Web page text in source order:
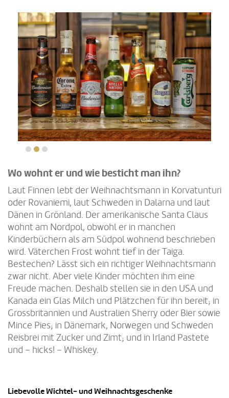
Wo wohnt er und wie besticht man ihn?
Laut Finnen lebt der Weihnachtsmann in Korvatunturi
oder Rovaniemi, laut Schweden in Dalarna und laut
Dänen in Grönland. Der amerikanische Santa Claus
wohnt am Nordpol, obwohl er in manchen
Kinderbüchern als am Südpol wohnend beschrieben
wird. Väterchen Frost wohnt tief in der Taiga.
Bestechen? Lässt sich ein richtiger Weihnachtsmann
zwar nicht. Aber viele Kinder möchten ihm eine
Freude machen. Deshalb stellen sie in den USA und
Kanada ein Glas Milch und Plätzchen für ihn bereit; in
Grossbritannien und Australien Sherry oder Bier sowie
Mince Pies; in Dänemark, Norwegen und Schweden
Reisbrei mit Zucker und Zimt; und in Irland Pastete
und – hicks! – Whiskey.
Liebevolle Wichtel- und Weihnachtsgeschenke